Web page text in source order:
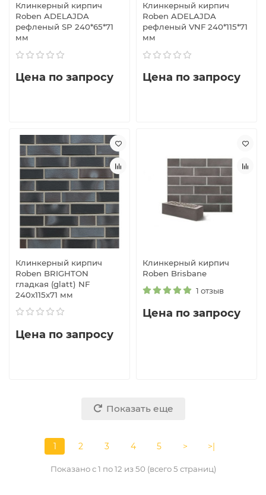
Клинкерный кирпич
Roben ADELAJDA
рефленый SP 240*65*71
мм
Цена по запросу
Клинкерный кирпич
Roben ADELAJDA
рефленый VNF 240*115*71
мм
Цена по запросу
Клинкерный кирпич
Roben BRIGHTON
гладкая (glatt) NF
240x115x71 мм
Цена по запросу
Клинкерный кирпич
Roben Brisbane
1 отзыв
Цена по запросу
Показать еще
1 2 3 4 5 > >|
Показано с 1 по 12 из 50 (всего 5 страниц)